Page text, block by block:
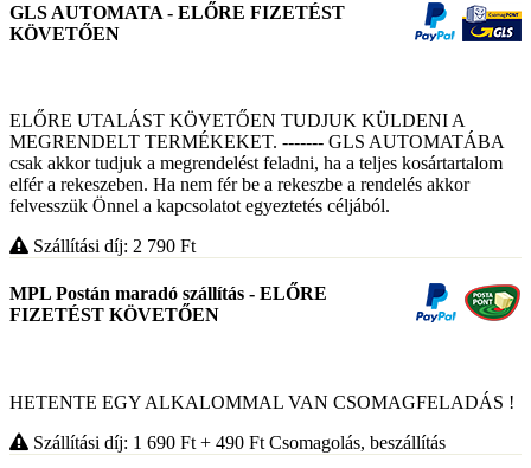
GLS AUTOMATA - ELŐRE FIZETÉST
KÖVETŐEN
ELŐRE UTALÁST KÖVETŐEN TUDJUK KÜLDENI A
MEGRENDELT TERMÉKEKET. ------- GLS AUTOMATÁBA
csak akkor tudjuk a megrendelést feladni, ha a teljes kosártartalom
elfér a rekeszeben. Ha nem fér be a rekeszbe a rendelés akkor
felvesszük Önnel a kapcsolatot egyeztetés céljából.
Szállítási díj: 2 790 Ft
MPL Postán maradó szállítás - ELŐRE
FIZETÉST KÖVETŐEN
HETENTE EGY ALKALOMMAL VAN CSOMAGFELADÁS !
Szállítási díj: 1 690 Ft + 490 Ft Csomagolás, beszállítás